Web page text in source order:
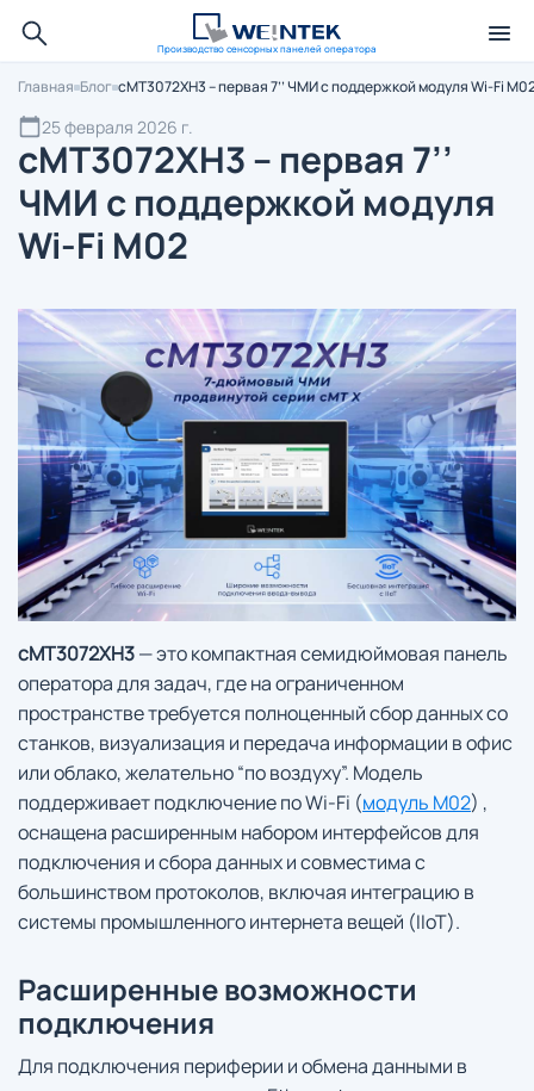
Производство сенсорных панелей оператора
Главная Блог cMT3072XH3 – первая 7’’ ЧМИ с поддержкой модуля Wi-Fi
cMT3072XH3 – первая 7’’
ЧМИ с поддержкой модуля
Wi-Fi M02
25 февраля 2026 г.
cMT3072XH3— это компактная семидюймовая панель
оператора для задач, где на ограниченном
пространстве требуется полноценный сбор данных со
станков, визуализация и передача информации в офис
или облако, желательно “по воздуху”. Модель
поддерживает подключение по Wi-Fi (модуль M02) ,
оснащена расширенным набором интерфейсов для
подключения и сбора данных и совместима с
большинством протоколов, включая интеграцию в
системы промышленного интернета вещей (IIoT).
Расширенные возможности
подключения
Для подключения периферии и обмена данными в